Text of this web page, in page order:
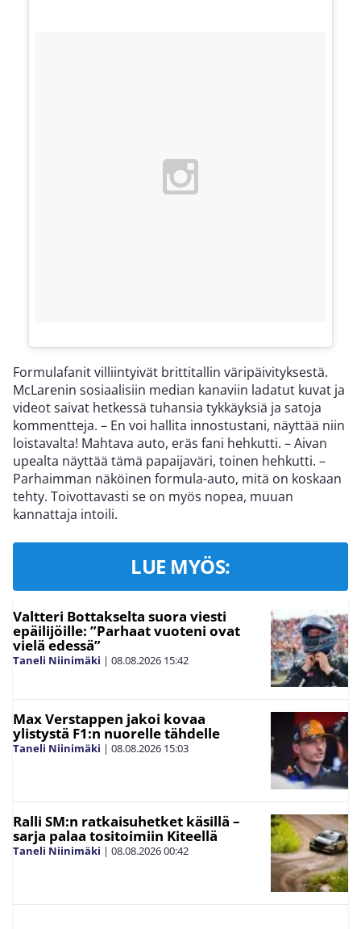
Formulafanit villiintyivät brittitallin väripäivityksestä.
McLarenin sosiaalisiin median kanaviin ladatut kuvat ja
videot saivat hetkessä tuhansia tykkäyksiä ja satoja
kommentteja. – En voi hallita innostustani, näyttää niin
loistavalta! Mahtava auto, eräs fani hehkutti. – Aivan
upealta näyttää tämä papaijaväri, toinen hehkutti. –
Parhaimman näköinen formula-auto, mitä on koskaan
tehty. Toivottavasti se on myös nopea, muuan
kannattaja intoili.
LUE MYÖS:
Valtteri Bottakselta suora viesti
epäilijöille: ”Parhaat vuoteni ovat
vielä edessä”
Taneli Niinimäki | 08.08.2026 15:42
Max Verstappen jakoi kovaa
ylistystä F1:n nuorelle tähdelle
Taneli Niinimäki | 08.08.2026 15:03
Ralli SM:n ratkaisuhetket käsillä –
sarja palaa tositoimiin Kiteellä
Taneli Niinimäki | 08.08.202600:42